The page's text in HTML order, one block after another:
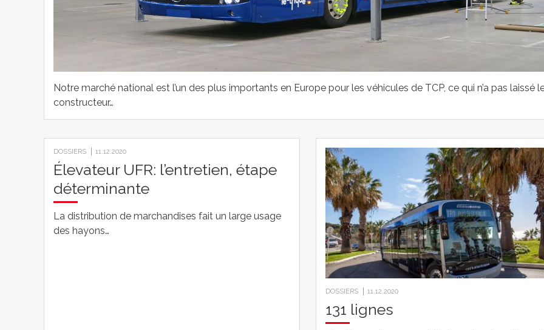
Notre marché national est l’un des plus importants en Europe pour les véhicules de TCP, ce qui n’a pas laissé
constructeur…
DOSSIERS 11.12.2020
Élevateur UFR: l’entretien, étape
déterminante
La distribution de marchandises fait un large usage
des hayons…
DOSSIERS 11.12.2020
131 lignes